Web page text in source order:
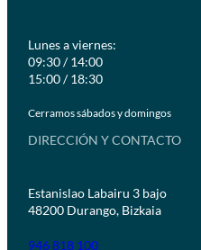
Lunes a viernes:
09:30 / 14:00
15:00 / 18:30
Cerramos sábados y domingos
DIRECCIÓN Y CONTACTO
Estanislao Labairu 3 bajo
48200 Durango, Bizkaia
946 818 100